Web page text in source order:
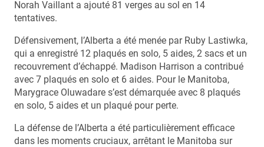
Norah Vaillant a ajouté 81 verges au sol en 14
tentatives.
Défensivement, l’Alberta a été menée par Ruby Lastiwka,
qui a enregistré 12 plaqués en solo, 5 aides, 2 sacs et un
recouvrement d’échappé. Madison Harrison a contribué
avec 7 plaqués en solo et 6 aides. Pour le Manitoba,
Marygrace Oluwadare s’est démarquée avec 8 plaqués
en solo, 5 aides et un plaqué pour perte.
La défense de l’Alberta a été particulièrement efficace
dans les moments cruciaux, arrêtant le Manitoba sur